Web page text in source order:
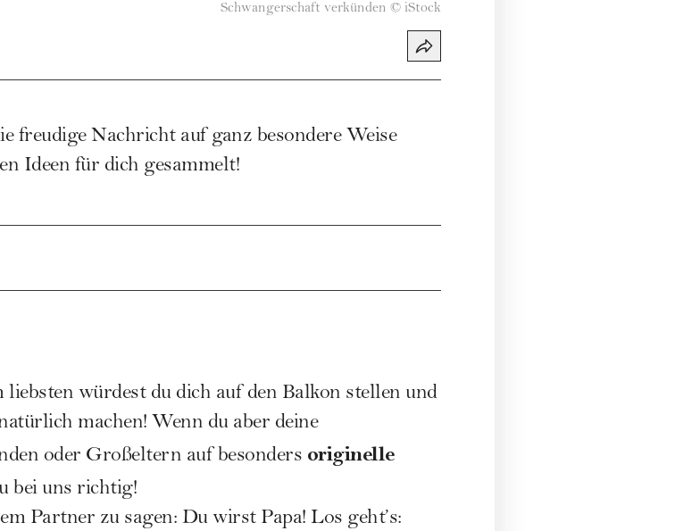
Schwangerschaft verkünden © iStock
freudige Nachricht auf ganz besondere Weise
Ideen für dich gesammelt!
liebsten würdest du dich auf den Balkon stellen und
machen! Wenn du aber deine
oder Großeltern auf besonders originelle
bei uns richtig!
Partner zu sagen: Du wirst Papa! Los geht’s: